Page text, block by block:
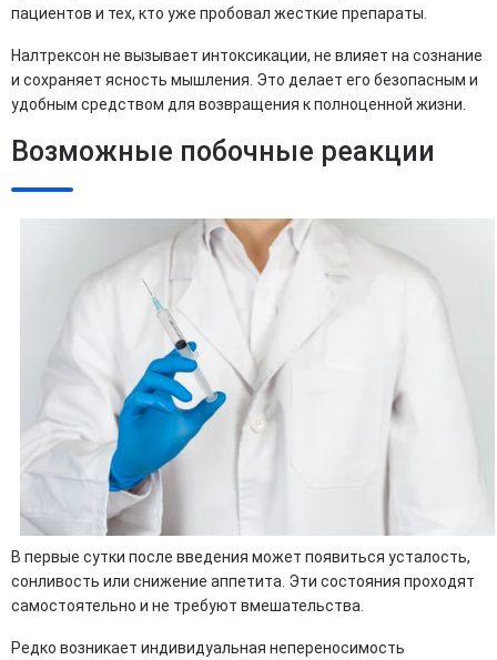
пациентов и тех, кто уже пробовал жесткие препараты.
Налтрексон не вызывает интоксикации, не влияет на сознание
и сохраняет ясность мышления. Это делает его безопасным и
удобным средством для возвращения к полноценной жизни.
Возможные побочные реакции
В первые сутки после введения может появиться усталость,
сонливость или снижение аппетита. Эти состояния проходят
самостоятельно и не требуют вмешательства.
Редко возникает индивидуальная непереносимость